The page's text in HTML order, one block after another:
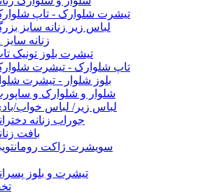
تیشرت شلوارک - تاپ
لباس زیر زنانه سایز
زنانه
تیشرت بلوز تونیک
تاپ شلوارک - تیشرت
بلوز شلوار - تیشرت
شلوار و شلوارک و
لباس زیر/ لباس خواب/
جوراب زنانه
بافت
سویشرت ژاکت
تیشرت و بلوز